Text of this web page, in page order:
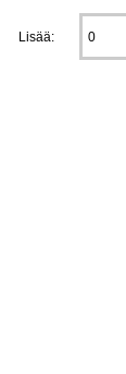
Lisää: